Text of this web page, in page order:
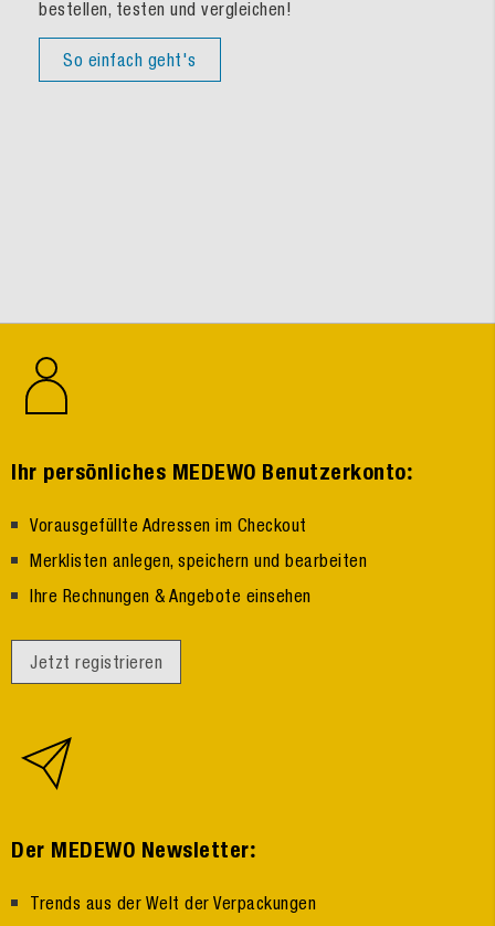
bestellen, testen und vergleichen!
So einfach geht's
Ihr persönliches MEDEWO Benutzerkonto:
Vorausgefüllte Adressen im Checkout
Merklisten anlegen, speichern und bearbeiten
Ihre Rechnungen & Angebote einsehen
Jetzt registrieren
Der MEDEWO Newsletter:
Trends aus der Welt der Verpackungen